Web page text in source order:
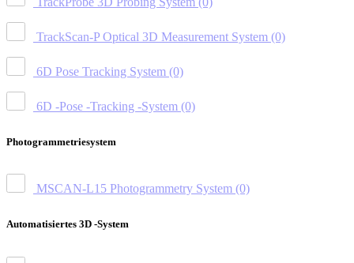
TrackScan-P Optical 3D Measurement System (0)
6D Pose Tracking System (0)
6D -Pose -Tracking -System (0)
Photogrammetriesystem
MSCAN-L15 Photogrammetry System (0)
Automatisiertes 3D -System